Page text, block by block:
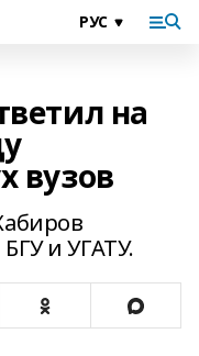
на
вузов
и УГАТУ.